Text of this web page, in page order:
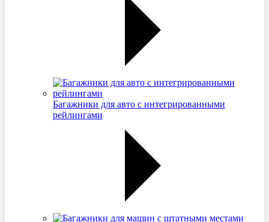
Багажники для авто с интегрированными
рейлингами